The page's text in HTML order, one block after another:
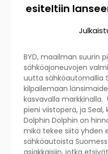
esiteltiin
BYD, maailman suurin
sähköajoneuvojen
uutta sähköautomallia
kilpailemaan
kasvavalla
pieni viistoperä, ja Seal,
Dolphin Dolphin on
mikä tekee siitä yhden
sähköautoista